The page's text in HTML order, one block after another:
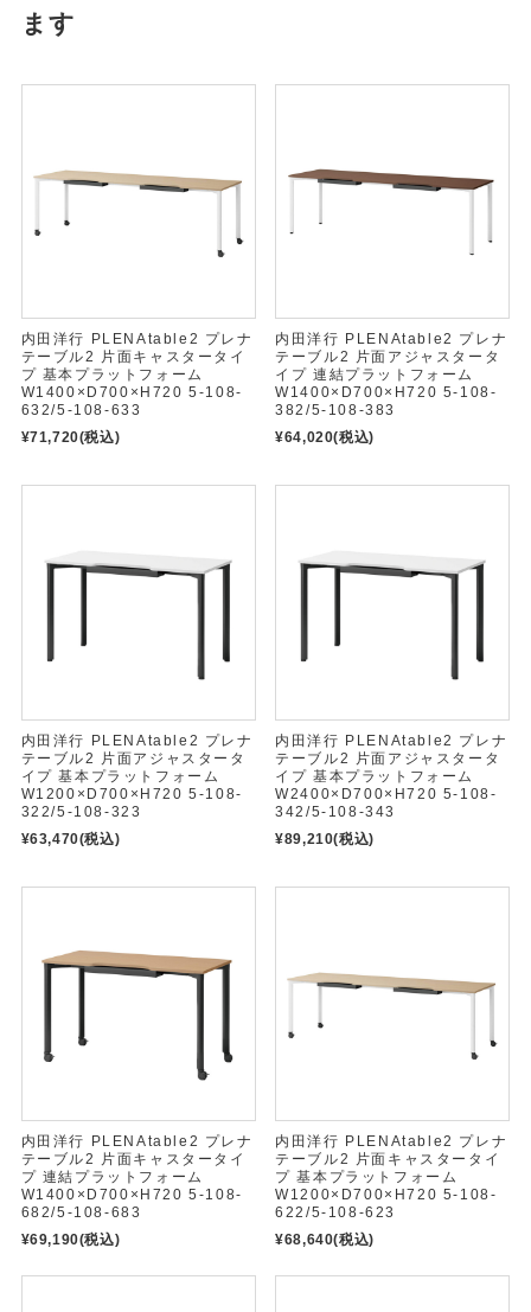
ます
内田洋行 PLENAtable2 プレナ
テーブル2 片面キャスタータイ
プ 基本プラットフォーム
W1400×D700×H720 5-108-
632/5-108-633
¥71,720(税込)
内田洋行 PLENAtable2 プレナ
テーブル2 片面アジャスタータ
イプ 連結プラットフォーム
W1400×D700×H720 5-108-
382/5-108-383
¥64,020(税込)
内田洋行 PLENAtable2 プレナ
テーブル2 片面アジャスタータ
イプ 基本プラットフォーム
W1200×D700×H720 5-108-
322/5-108-323
¥63,470(税込)
内田洋行 PLENAtable2 プレナ
テーブル2 片面アジャスタータ
イプ 基本プラットフォーム
W2400×D700×H720 5-108-
342/5-108-343
¥89,210(税込)
内田洋行 PLENAtable2 プレナ
テーブル2 片面キャスタータイ
プ 連結プラットフォーム
W1400×D700×H720 5-108-
682/5-108-683
¥69,190(税込)
内田洋行 PLENAtable2 プレナ
テーブル2 片面キャスタータイ
プ 基本プラットフォーム
W1200×D700×H720 5-108-
622/5-108-623
¥68,640(税込)